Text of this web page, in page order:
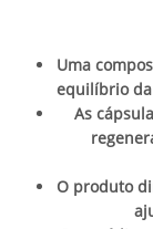
Uma
equilíbrio
As
O produto